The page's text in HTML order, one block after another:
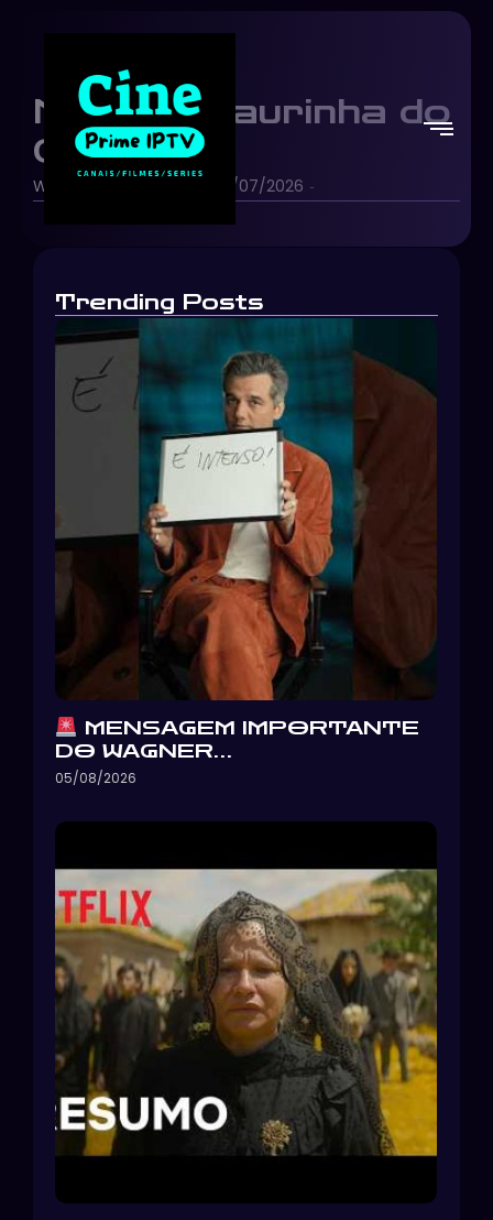
Moana | Laurinha do
Camarão
Walt Disney Studios 07/07/2026 -
Trending Posts
MENSAGEM IMPORTANTE
DO WAGNER…
05/08/2026